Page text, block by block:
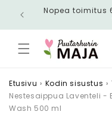
siirry
Nopea toimitus
Etusivu › Kodin sisustus ›
Nestesaippua Laventeli -
Wash 500 ml